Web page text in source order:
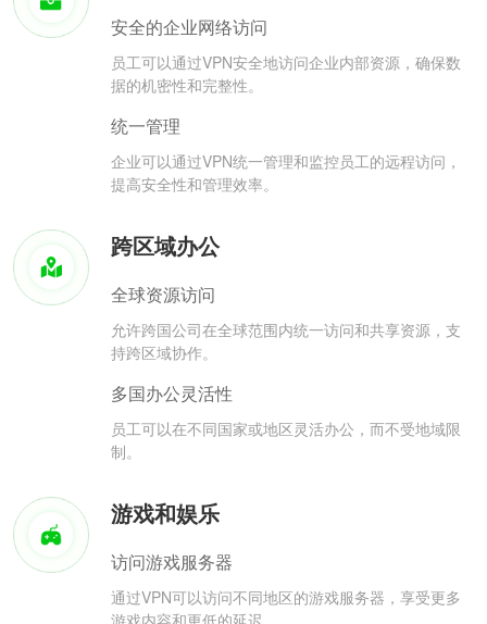
安全的企业网络访问
员工可以通过VPN安全地访问企业内部资源，确保数
据的机密性和完整性。
统一管理
企业可以通过VPN统一管理和监控员工的远程访问，
提高安全性和管理效率。
跨区域办公
全球资源访问
允许跨国公司在全球范围内统一访问和共享资源，支
持跨区域协作。
多国办公灵活性
员工可以在不同国家或地区灵活办公，而不受地域限
制。
游戏和娱乐
访问游戏服务器
通过VPN可以访问不同地区的游戏服务器，享受更多